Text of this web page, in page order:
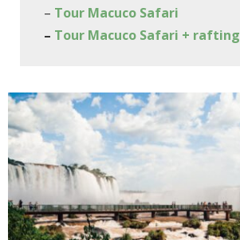
– Tour Macuco Safari
– Tour Macuco Safari + rafting